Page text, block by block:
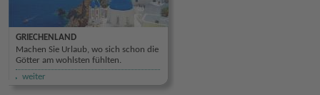
GRIECHENLAND
Machen Sie Urlaub, wo sich schon die
Götter am wohlsten fühlten.
weiter